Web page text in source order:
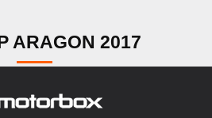
ARAGON 2017